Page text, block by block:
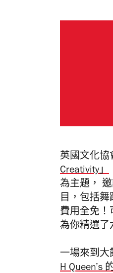
英國文化協
Creativity」
為主題，
目，包括
費用全免！
為你精選了
一場來到大
H Queen’s